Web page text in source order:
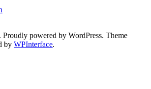
powered by WordPress. Theme
by WPInterface.